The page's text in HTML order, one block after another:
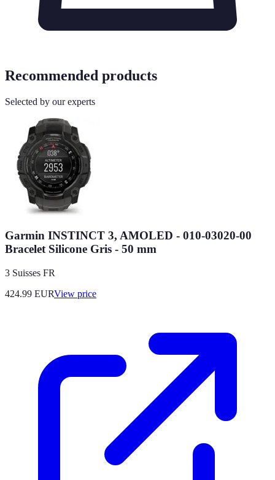
Recommended products
Selected by our experts
Garmin INSTINCT 3, AMOLED - 010-03020-00
Bracelet Silicone Gris - 50 mm
3 Suisses FR
424.99 EURView price